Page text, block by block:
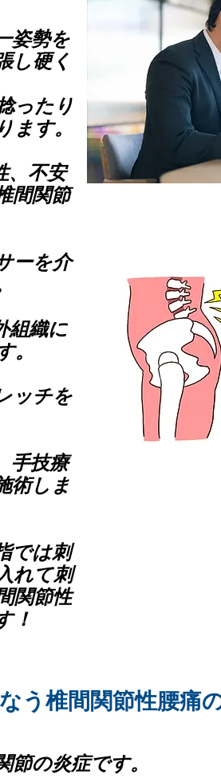
姿勢を
し硬く
ったり
す。
、不安
間関節
ーを介
組織に
ッチを
手技療
術しま
では刺
れて刺
関節性
！
う​椎間関節性腰痛
の炎症です。